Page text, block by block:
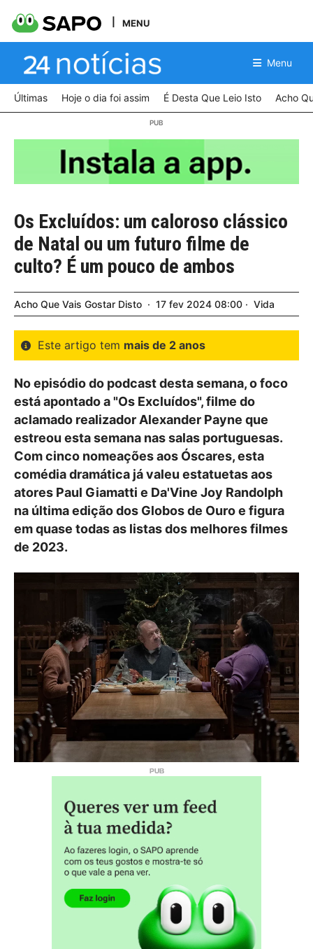
MENU
Menu
Últimas Hoje o dia foi assim É Desta Que Leio Isto Acho
Os Excluídos: um caloroso clássico
de Natal ou um futuro filme de
culto? É um pouco de ambos
Acho Que Vais Gostar Disto 17 fev 2024 08:00 Vida
Este artigo tem mais de 2 anos
No episódio do podcast desta semana, o foco
está apontado a "Os Excluídos", filme do
aclamado realizador Alexander Payne que
estreou esta semana nas salas portuguesas.
Com cinco nomeações aos Óscares, esta
comédia dramática já valeu estatuetas aos
atores Paul Giamatti e Da'Vine Joy Randolph
na última edição dos Globos de Ouro e figura
em quase todas as listas dos melhores filmes
de 2023.